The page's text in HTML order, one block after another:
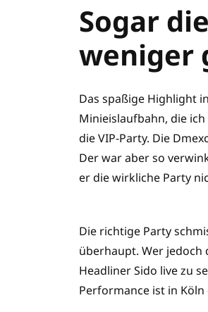
Sogar
weniger
Das spaßige Highlight
Minieislaufbahn, die
die VIP-Party. Die
Der war aber so
er die wirkliche Party
Die richtige Party
überhaupt. Wer jedoch
Headliner Sido live zu
Performance ist in